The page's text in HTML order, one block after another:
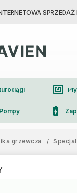
nfc
Pompy battery_charging_full
grzewcza
/